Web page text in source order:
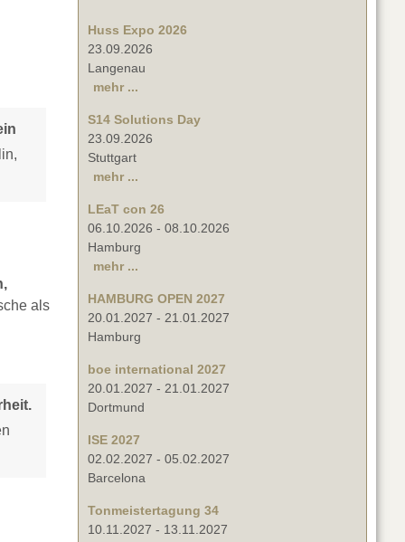
als
Huss Expo 2026
23.09.2026
Langenau
mehr ...
S14 Solutions Day
23.09.2026
Stuttgart
mehr ...
LEaT con 26
06.10.2026 - 08.10.2026
Hamburg
mehr ...
HAMBURG OPEN 2027
20.01.2027 - 21.01.2027
Hamburg
boe international 2027
20.01.2027 - 21.01.2027
Dortmund
ISE 2027
02.02.2027 - 05.02.2027
Barcelona
Tonmeistertagung 34
10.11.2027 - 13.11.2027